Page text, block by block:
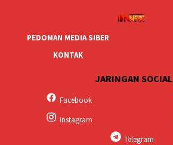
PEDOMAN MEDIA SIBER
KONTAK
JARINGAN SOCIAL
Facebook
Instagram
Telegram